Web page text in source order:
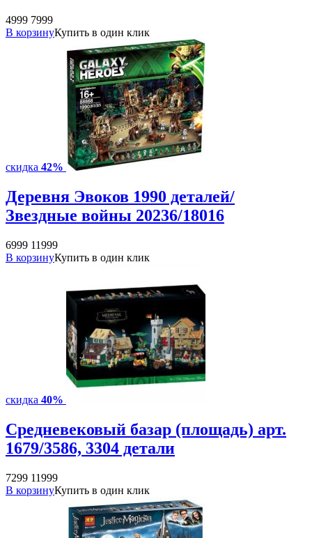
4999 7999
В корзинуКупить в один клик
скидка 42%
Деревня Эвоков 1990 деталей/
Звездные войны 20236/18016
6999 11999
В корзинуКупить в один клик
скидка 40%
Средневековый базар (площадь) арт.
1679/3586, 3304 детали
7299 11999
В корзинуКупить в один клик